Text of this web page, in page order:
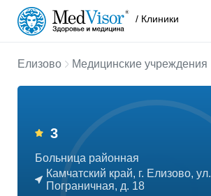
/ Клиники
Елизово Медицинские учреждения
3
Больница районная
Камчатский край, г. Елизово, ул.
Пограничная, д. 18